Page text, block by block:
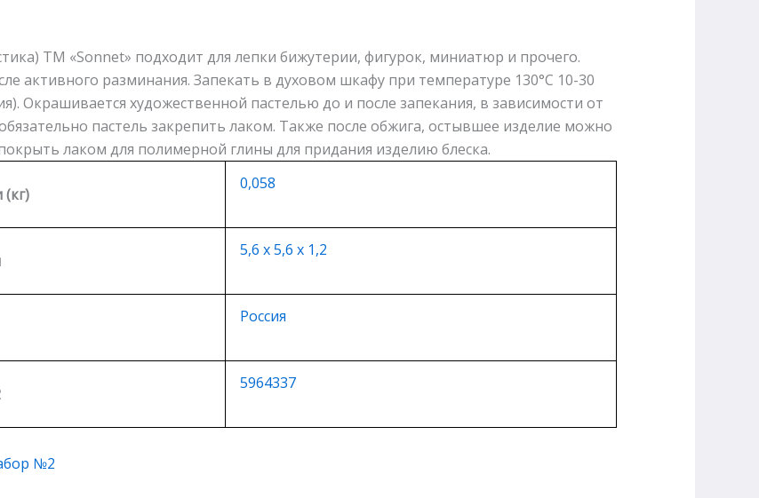
ТМ «Sonnet» подходит для лепки бижутерии, фигурок, миниатюр и прочего.
активного разминания. Запекать в духовом шкафу при температуре 130°С 10-30
Окрашивается художественной пастелью до и после запекания, в зависимости от
пастель закрепить лаком. Также после обжига, остывшее изделие можно
лаком для полимерной глины для придания изделию блеска.
0,058
5,6 х 5,6 х 1,2
Россия
5964337